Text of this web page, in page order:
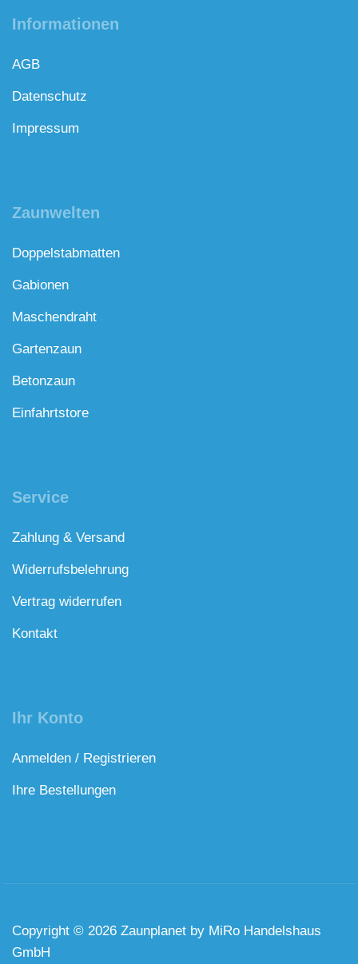
Informationen
AGB
Datenschutz
Impressum
Zaunwelten
Doppelstabmatten
Gabionen
Maschendraht
Gartenzaun
Betonzaun
Einfahrtstore
Service
Zahlung & Versand
Widerrufsbelehrung
Vertrag widerrufen
Kontakt
Ihr Konto
Anmelden / Registrieren
Ihre Bestellungen
Copyright © 2026 Zaunplanet by MiRo Handelshaus
GmbH